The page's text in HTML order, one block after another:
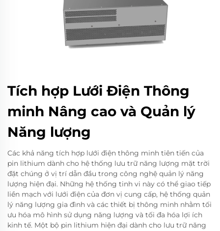
Tích hợp Lưới Điện Thông
minh Nâng cao và Quản lý
Năng lượng
Các khả năng tích hợp lưới điện thông minh tiên tiến của
pin lithium dành cho hệ thống lưu trữ năng lượng mặt trời
đặt chúng ở vị trí dẫn đầu trong công nghệ quản lý năng
lượng hiện đại. Những hệ thống tinh vi này có thể giao tiếp
liền mạch với lưới điện của đơn vị cung cấp, hệ thống quản
lý năng lượng gia đình và các thiết bị thông minh nhằm tối
ưu hóa mô hình sử dụng năng lượng và tối đa hóa lợi ích
kinh tế. Một bộ pin lithium hiện đại dành cho lưu trữ năng